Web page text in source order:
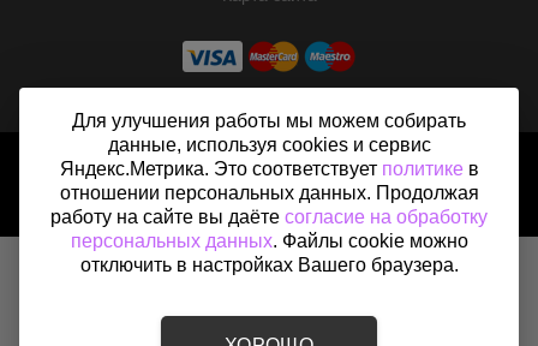
2015 - 2026 © «Вентфом» - Интернет-магазин вентиляции в
Москве
Для улучшения работы мы можем собирать
данные, используя cookies и сервис
Яндекс.Метрика. Это соответствует политикев
отношении персональных данных. Продолжая
работу на сайте вы даёте согласие на обработку
персональных данных. Файлы cookie можно
отключить в настройках Вашего браузера.